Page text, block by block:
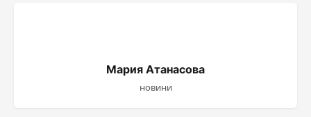
Мария Атанасова
новини